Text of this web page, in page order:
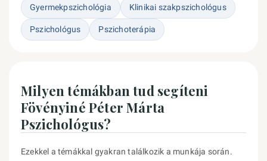
Gyermekpszichológia Klinikai szakpszichológus
Pszichológus Pszichoterápia
Milyen témákban tud segíteni
Fövényiné Péter Márta
Pszichológus?
Ezekkel a témákkal gyakran találkozik a munkája során.